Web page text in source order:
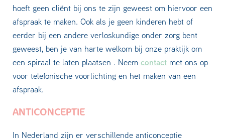
hoeft geen cliënt bij ons te zijn geweest om hiervoor een
afspraak te maken. Ook als je geen kinderen hebt of
eerder bij een andere verloskundige onder zorg bent
geweest, ben je van harte welkom bij onze praktijk om
een spiraal te laten plaatsen . Neem contact met ons op
voor telefonische voorlichting en het maken van een
afspraak.
ANTICONCEPTIE
In Nederland zijn er verschillende anticonceptie